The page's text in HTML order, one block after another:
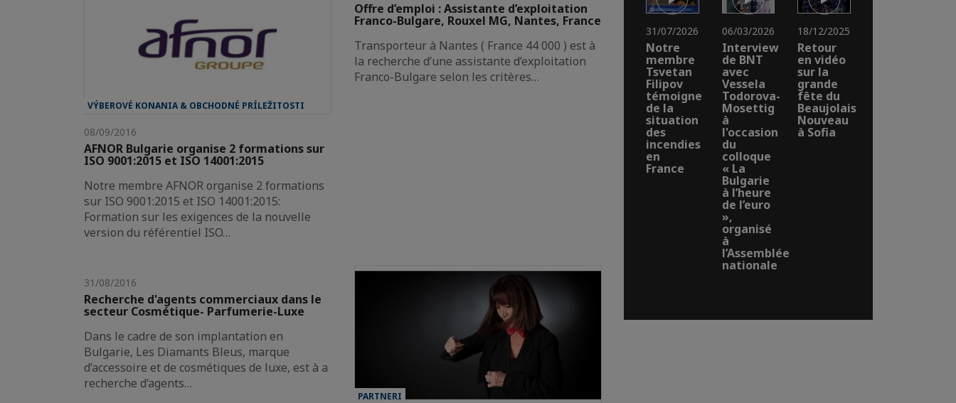
VÝBEROVÉ KONANIA & OBCHODNÉ PRÍLEŽITOSTI
08/09/2016
AFNOR Bulgarie organise 2 formations sur
ISO 9001:2015 et ISO 14001:2015
Notre membre AFNOR organise 2 formations
sur ISO 9001:2015 et ISO 14001:2015:
Formation sur les exigences de la nouvelle
version du référentiel ISO…
Offre d’emploi : Assistante d’exploitation
Franco-Bulgare, Rouxel MG, Nantes, France
Transporteur à Nantes ( France 44 000 ) est à
la recherche d’une assistante d’exploitation
Franco-Bulgare selon les critères…
31/08/2016
Recherche d'agents commerciaux dans le
secteur Cosmétique- Parfumerie-Luxe
Dans le cadre de son implantation en
Bulgarie, Les Diamants Bleus, marque
d’accessoire et de cosmétiques de luxe, est à a
recherche d’agents…
PARTNERI
31/07/2026
Notre
membre
Tsvetan
Filipov
témoigne
de la
situation
des
incendies
en
France
06/03/2026
Interview
de BNT
avec
Vessela
Todorova-
Mosettig
à
l'occasion
du
colloque
« La
Bulgarie
à l’heure
de l’euro
»,
organisé
à
l’Assemblée
nationale
18/12/2025
Retour
en vidéo
sur la
grande
fête du
Beaujolais
Nouveau
à Sofia